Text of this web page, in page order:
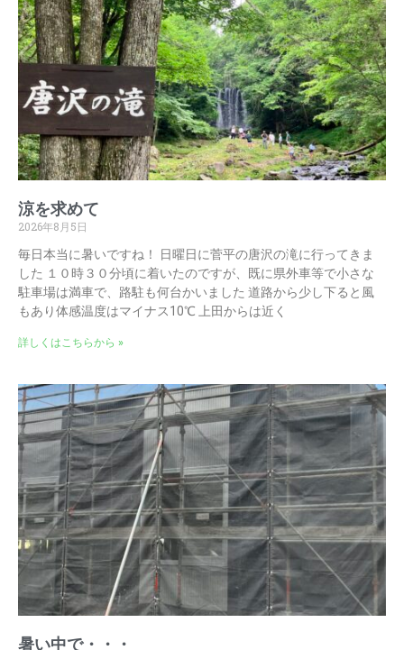
涼を求めて
2026年8月5日
毎日本当に暑いですね！ 日曜日に菅平の唐沢の滝に行ってきま
した １０時３０分頃に着いたのですが、既に県外車等で小さな
駐車場は満車で、路駐も何台かいました 道路から少し下ると風
もあり体感温度はマイナス10℃ 上田からは近く
詳しくはこちらから »
暑い中で・・・